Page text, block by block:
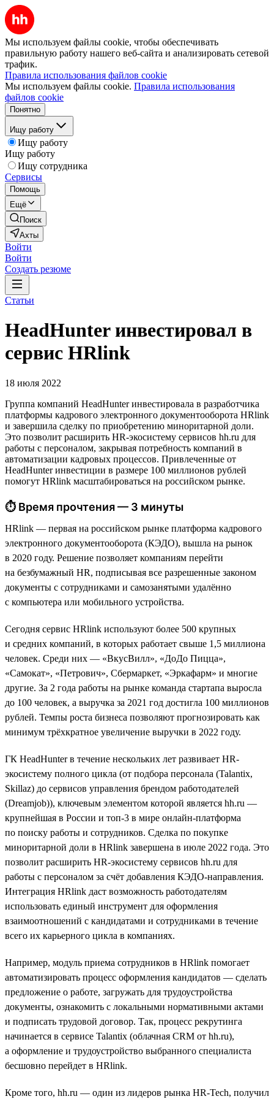
Мы используем файлы cookie, чтобы обеспечивать
правильную работу нашего веб-сайта и анализировать сетевой
трафик.
Правила использования файлов cookie
Мы используем файлы cookie. Правила использования
файлов cookie
Понятно
Ищу работу
Ищу работу
Ищу работу
Ищу сотрудника
Сервисы
Помощь
Ещё
Поиск
Ахты
Войти
Войти
Создать резюме
Статьи
HeadHunter инвестировал в
сервис HRlink
18 июля 2022
Группа компаний HeadHunter инвестировала в разработчика
платформы кадрового электронного документооборота HRlink
и завершила сделку по приобретению миноритарной доли.
Это позволит расширить HR-экосистему сервисов hh.ru для
работы с персоналом, закрывая потребность компаний в
автоматизации кадровых процессов. Привлеченные от
HeadHunter инвестиции в размере 100 миллионов рублей
помогут HRlink масштабироваться на российском рынке.
⏱ Время прочтения — 3 минуты
HRlink — первая на российском рынке платформа кадрового
электронного документооборота (КЭДО), вышла на рынок
в 2020 году. Решение позволяет компаниям перейти
на безбумажный HR, подписывая все разрешенные законом
документы с сотрудниками и самозанятыми удалённо
с компьютера или мобильного устройства.
Сегодня сервис HRlink используют более 500 крупных
и средних компаний, в которых работает свыше 1,5 миллиона
человек. Среди них — «ВкусВилл», «ДоДо Пицца»,
«Самокат», «Петрович», Сбермаркет, «Эркафарм» и многие
другие. За 2 года работы на рынке команда стартапа выросла
до 100 человек, а выручка за 2021 год достигла 100 миллионов
рублей. Темпы роста бизнеса позволяют прогнозировать как
минимум трёхкратное увеличение выручки в 2022 году.
ГК HeadHunter в течение нескольких лет развивает HR-
экосистему полного цикла (от подбора персонала (Talantix,
Skillaz) до сервисов управления брендом работодателей
(Dreamjob)), ключевым элементом которой является hh.ru —
крупнейшая в России и топ-3 в мире онлайн-платформа
по поиску работы и сотрудников. Сделка по покупке
миноритарной доли в HRlink завершена в июле 2022 года. Это
позволит расширить HR-экосистему сервисов hh.ru для
работы с персоналом за счёт добавления КЭДО-направления.
Интеграция HRlink даст возможность работодателям
использовать единый инструмент для оформления
взаимоотношений с кандидатами и сотрудниками в течение
всего их карьерного цикла в компаниях.
Например, модуль приема сотрудников в HRlink помогает
автоматизировать процесс оформления кандидатов — сделать
предложение о работе, загружать для трудоустройства
документы, ознакомить с локальными нормативными актами
и подписать трудовой договор. Так, процесс рекрутинга
начинается в сервисе Talantix (облачная CRM от hh.ru),
а оформление и трудоустройство выбранного специалиста
бесшовно перейдет в HRlink.
Кроме того, hh.ru — один из лидеров рынка HR-Tech, получил